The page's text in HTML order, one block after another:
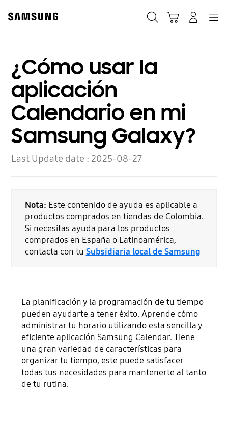
content
¿Cómo usar la
aplicación
Calendario en mi
Samsung Galaxy?
Last Update date :2025-08-27
Nota: Este contenido de ayuda es aplicable a
productos comprados en tiendas de Colombia.
Si necesitas ayuda para los productos
comprados en España o Latinoamérica,
contacta con tu Subsidiaria local de Samsung
La planificación y la programación de tu tiempo
pueden ayudarte a tener éxito. Aprende cómo
administrar tu horario utilizando esta sencilla y
eficiente aplicación Samsung Calendar. Tiene
una gran variedad de características para
organizar tu tiempo, este puede satisfacer
todas tus necesidades para mantenerte al tanto
de tu rutina.